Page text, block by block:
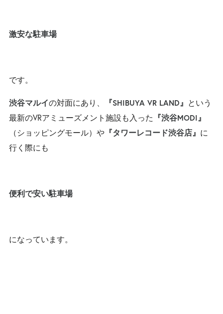
激安な駐車場
です。
渋谷マルイの対面にあり、 『SHIBUYA VR LAND』 という
最新のVRアミューズメント施設も入った 『渋谷MODI』
（ショッピングモール）や『タワーレコード渋谷店』 に
行く際にも
便利で安い駐車場
になっています。